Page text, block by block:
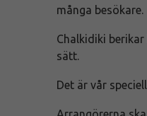
många besökare.
Chalkidiki
sätt.
Det är vår